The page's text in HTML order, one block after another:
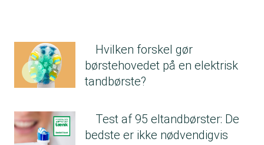
Hvilken forskel gør
børstehovedet på en elektrisk
tandbørste?
Test af 95 eltandbørster: De
bedste er ikke nødvendigvis